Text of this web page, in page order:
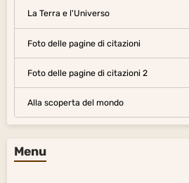
La Terra e l'Universo
Foto delle pagine di citazioni
Foto delle pagine di citazioni 2
Alla scoperta del mondo
Menu